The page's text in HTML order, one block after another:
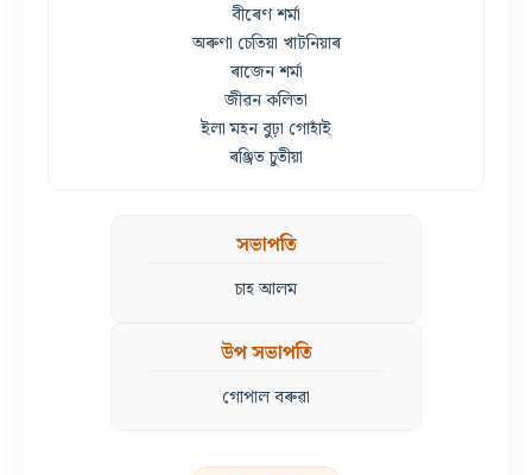
বীৰেণ শৰ্মা
অৰুণা চেতিয়া খাটনিয়াৰ
ৰাজেন শৰ্মা
জীৱন কলিতা
ইলা মহন বুঢ়া গোহাঁই
ৰঞ্জিত চুতীয়া
সভাপতি
চাহ আলম
উপ সভাপতি
গোপাল বৰুৱা